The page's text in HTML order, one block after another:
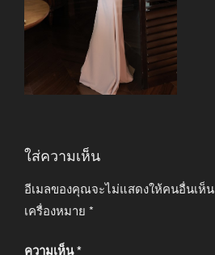
ใส่ความเห็น
อีเมลของคุณจะไม่แสดงให้คนอื่นเห็น
เครื่องหมาย *
ความเห็น*